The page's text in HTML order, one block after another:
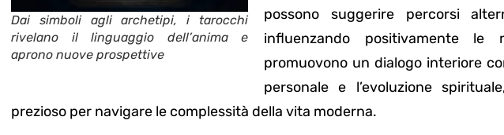
Dai simboli agli archetipi, i tarocchi
rivelano il linguaggio dell’anima e
aprono nuove prospettive
possono suggerire percorsi
influenzando positivamente
promuovono un dialogo interiore
personale e l’evoluzione
prezioso per navigare le complessità della vita moderna.